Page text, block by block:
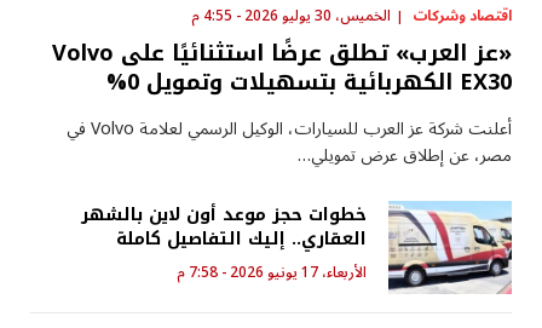
اقتصاد وشركات الخميس، 30 يوليو 2026 - 4:55 م
«عز العرب» تطلق عرضًا استثنائيًا على Volvo
EX30 الكهربائية بتسهيلات وتمويل 0%
أعلنت شركة عز العرب للسيارات، الوكيل الرسمي لعلامة Volvo في
مصر، عن إطلاق عرض تمويلي…
خطوات حجز موعد أون لاين بالشهر
العقاري.. إليك التفاصيل كاملة
الأربعاء، 17 يونيو 2026 - 7:58 م